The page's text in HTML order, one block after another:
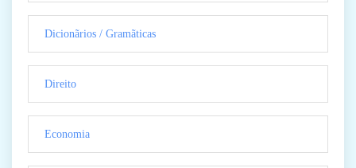
Dicionãrios / Gramãticas
Direito
Economia